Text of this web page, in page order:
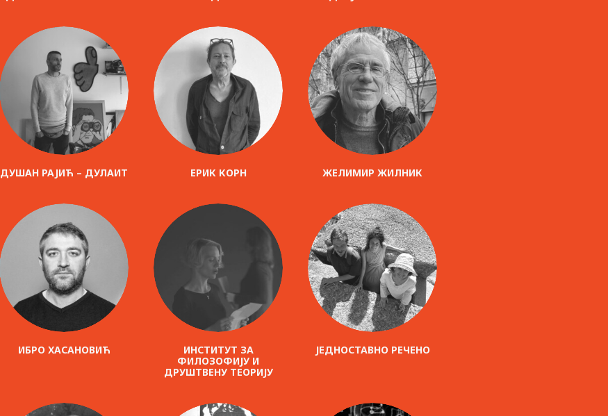
ДУШАН РАЈИЋ – ДУЛАИТ ЕРИК КОРН ЖЕЛИМИР ЖИЛНИК
ИБРО ХАСАНОВИЋ
ИНСТИТУТ ЗА
ФИЛОЗОФИЈУ И
ДРУШТВЕНУ ТЕОРИЈУ
ЈЕДНОСТАВНО РЕЧЕНО